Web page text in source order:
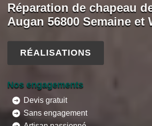
Réparation de chapeau
Augan 56800 Semaine et
RÉALISATIONS
Nos engagements
Devis gratuit
Sans engagement